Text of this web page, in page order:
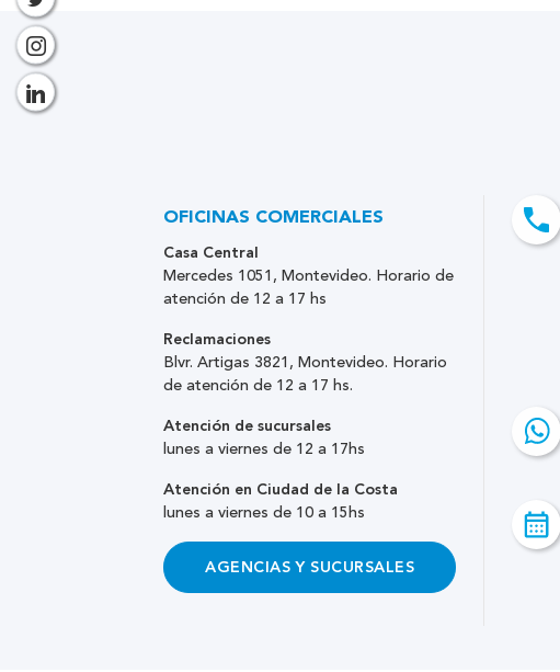
OFICINAS COMERCIALES
Casa Central
Mercedes 1051, Montevideo. Horario de
atención de 12 a 17 hs
Reclamaciones
Blvr. Artigas 3821, Montevideo. Horario
de atención de 12 a 17 hs.
Atención de sucursales
lunes a viernes de 12 a 17hs
Atención en Ciudad de la Costa
lunes a viernes de 10 a 15hs
AGENCIAS Y SUCURSALES